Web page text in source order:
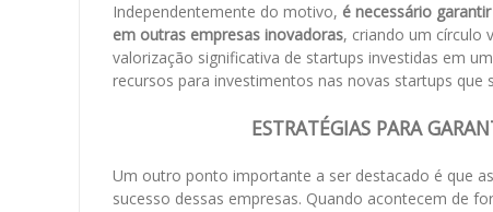
Independentemente do motivo, é necessário
em outras empresas inovadoras, criando um círculo
valorização significativa de startups investidas em
recursos para investimentos nas novas startups
ESTRATÉGIAS PARA
Um outro ponto importante a ser destacado é que
sucesso dessas empresas. Quando acontecem de